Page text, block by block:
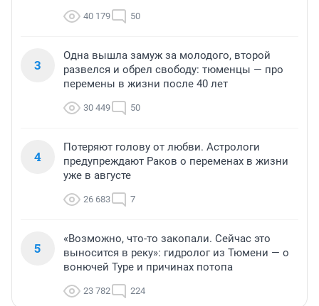
40 179 50
3
Одна вышла замуж за молодого, второй
развелся и обрел свободу: тюменцы — про
перемены в жизни после 40 лет
30 449 50
4
Потеряют голову от любви. Астрологи
предупреждают Раков о переменах в жизни
уже в августе
26 683 7
5
«Возможно, что-то закопали. Сейчас это
выносится в реку»: гидролог из Тюмени — о
вонючей Туре и причинах потопа
23 782 224